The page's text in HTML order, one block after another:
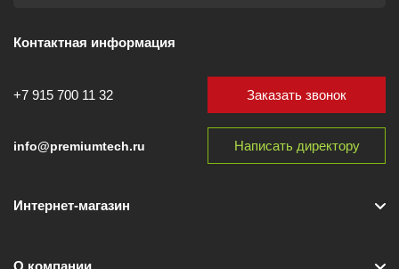
Контактная информация
+7 915 700 11 32
info@premiumtech.ru
Заказать звонок
Написать директору
Интернет-магазин